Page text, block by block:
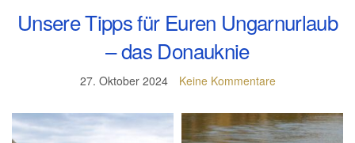
Unsere Tipps für Euren Ungarnurlaub
– das Donauknie
27. Oktober 2024 Keine Kommentare